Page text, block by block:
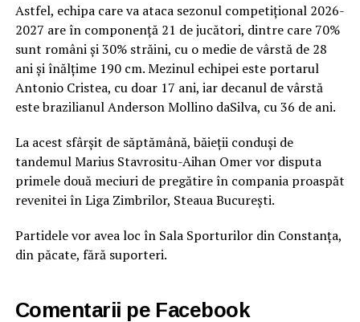
Astfel, echipa care va ataca sezonul competițional 2026-
2027 are în componență 21 de jucători, dintre care 70%
sunt români și 30% străini, cu o medie de vârstă de 28
ani și înălțime 190 cm. Mezinul echipei este portarul
Antonio Cristea, cu doar 17 ani, iar decanul de vârstă
este brazilianul Anderson Mollino daSilva, cu 36 de ani.
La acest sfârșit de săptămână, băieții conduși de
tandemul Marius Stavrositu-Aihan Omer vor disputa
primele două meciuri de pregătire în compania proaspăt
revenitei în Liga Zimbrilor, Steaua București.
Partidele vor avea loc în Sala Sporturilor din Constanța,
din păcate, fără suporteri.
Comentarii pe Facebook